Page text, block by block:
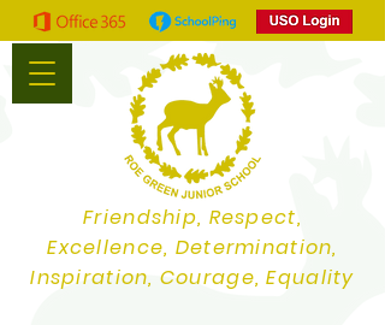
Friendship, Respect,
Excellence, Determination,
Inspiration, Courage, Equality